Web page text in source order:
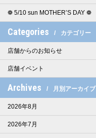
❁ 5/10 sun MOTHER’S DAY ❁
Categories カテゴリー
店舗からのお知らせ
店舗イベント
Archives 月別アーカイブ
2026年8月
2026年7月